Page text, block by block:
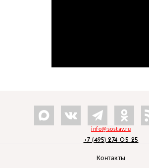
info@sostav.ru
+7 (495) 274-05-25
Контакты